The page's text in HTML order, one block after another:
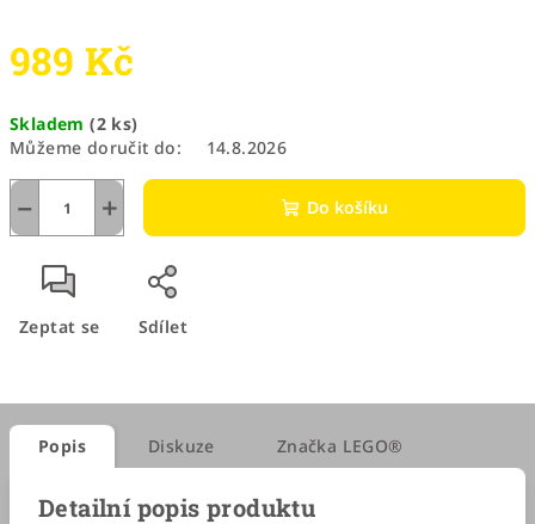
989 Kč
cena:
Skladem(2 ks)
Můžeme doručit do:
14.8.2026
+
− Do košíku
Zeptat se Sdílet
Popis Diskuze Značka LEGO®
Detailní popis produktu